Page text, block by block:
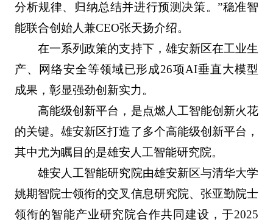
分析规律、归纳总结并进行预测决策。”稳准智
能联合创始人兼CEO张天扬介绍。
在一系列政策的支持下，雄安新区在工业生
产、网络安全等领域已形成26项AI垂直大模型
成果，彰显强劲创新实力。
高能级创新平台，是点燃人工智能创新火花
的关键。雄安新区打造了多个高能级创新平台，
其中尤为瞩目的是雄安人工智能研究院。
雄安人工智能研究院由雄安新区与清华大学
姚期智院士领衔的交叉信息研究院、张亚勤院士
领衔的智能产业研究院合作共同建设，于2025